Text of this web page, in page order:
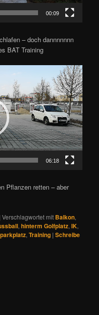
00:09
– doch dannnnnnn
BAT Training
06:18
Pflanzen retten – aber
|Verschlagwortet mit Balkon,
,hinterm Golfplatz,IK,
,Training |Schreibe